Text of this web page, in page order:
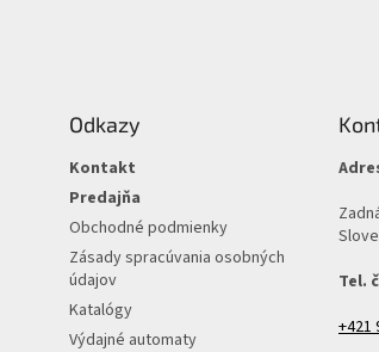
Odkazy
Kontakt
Predajňa
Obchodné podmienky
Zásady spracúvania osobných
údajov
Katalógy
Výdajné automaty
Tel.
+421